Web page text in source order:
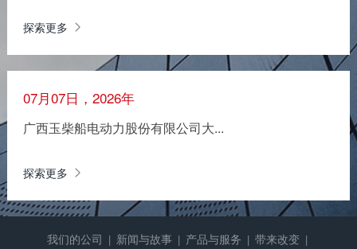
探索更多
07月07日，2026年
广西玉柴船电动力股份有限公司大...
探索更多
我们的公司 | 新闻与故事 | 产品与服务 | 带来改变 |